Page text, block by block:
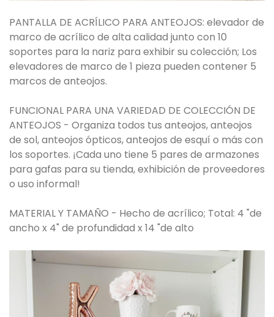
PANTALLA DE ACRÍLICO PARA ANTEOJOS: elevador de
marco de acrílico de alta calidad junto con 10
soportes para la nariz para exhibir su colección; Los
elevadores de marco de 1 pieza pueden contener 5
marcos de anteojos.
FUNCIONAL PARA UNA VARIEDAD DE COLECCIÓN DE
ANTEOJOS - Organiza todos tus anteojos, anteojos
de sol, anteojos ópticos, anteojos de esquí o más con
los soportes. ¡Cada uno tiene 5 pares de armazones
para gafas para su tienda, exhibición de proveedores
o uso informal!
MATERIAL Y TAMAÑO - Hecho de acrílico; Total: 4 "de
ancho x 4" de profundidad x 14 "de alto